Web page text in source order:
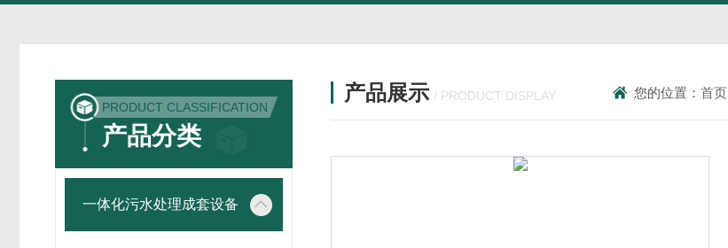
PRODUCT CLASSIFICATION
产品分类
一体化污水处理成套设备
产品展示 / PRODUCT DISPLAY 您的位置：首页